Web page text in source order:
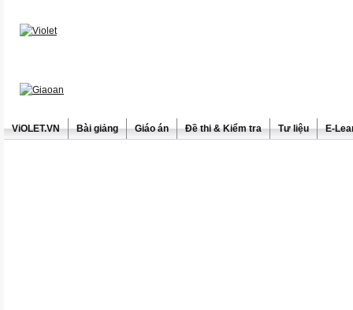
ViOLET.VN Bài giảng Giáo án Đề thi & Kiểm tra Tư liệu E-